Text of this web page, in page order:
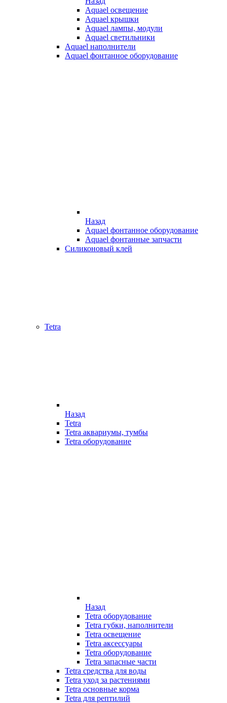
Aquael освещение
Aquael крышки
Aquael лампы, модули
Aquael светильники
Aquael наполнители
Aquael фонтанное оборудование
Назад
Aquael фонтанное оборудование
Aquael фонтанные запчасти
Силиконовый клей
Tetra
Назад
Tetra
Tetra аквариумы, тумбы
Tetra оборудование
Назад
Tetra оборудование
Tetra губки, наполнители
Tetra освещение
Tetra аксессуары
Tetra оборудование
Tetra запасные части
Tetra средства для воды
Tetra уход за растениями
Tetra основные корма
Tetra для рептилий